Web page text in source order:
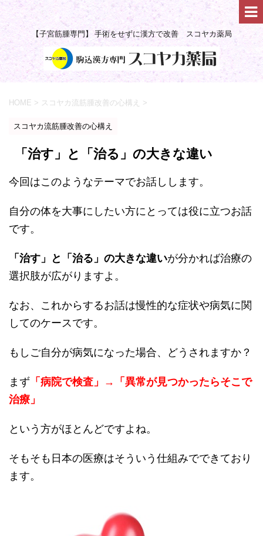
【子宮筋腫専門】 手術をせずに漢方で改善 スコヤカ薬局
HOME > スコヤカ流筋腫改善の心構え >
スコヤカ流筋腫改善の心構え
「治す」と「治る」の大きな違い
今回はこのようなテーマでお話しします。
自分の体を大事にしたい方にとっては役に立つお話
です。
「治す」と「治る」の大きな違いが分かれば治療の
選択肢が広がりますよ。
なお、これからするお話は慢性的な症状や病気に関
してのケースです。
もしご自分が病気になった場合、どうされますか？
まず 「病院で検査」→「異常が見つかったらそこで
治療」
という方がほとんどですよね。
そもそも日本の医療はそういう仕組みでできており
ます。